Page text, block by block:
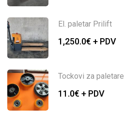
El. paletar Prilift
1,250.0€ + PDV
Tockovi za paletare
11.0€ + PDV